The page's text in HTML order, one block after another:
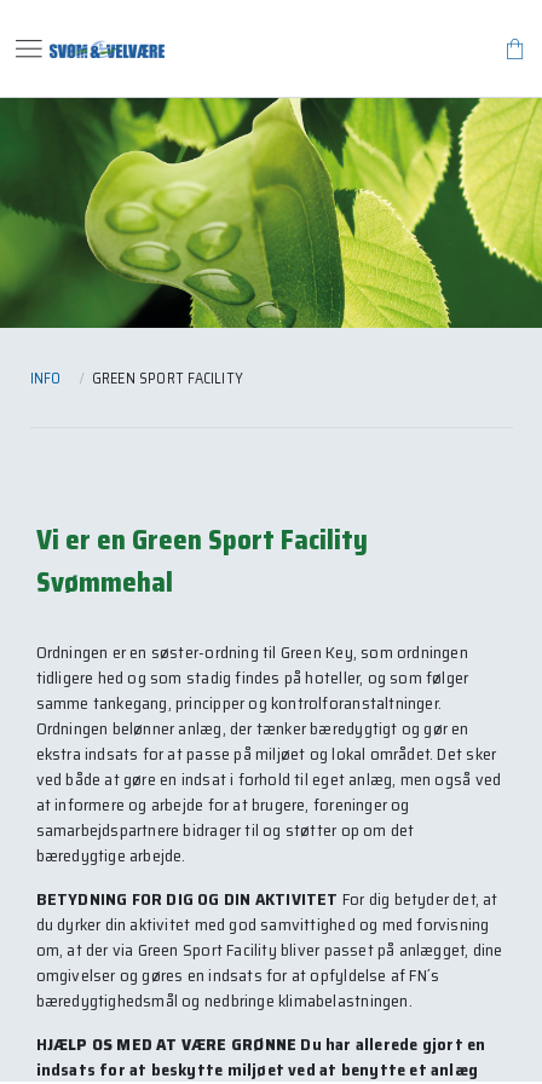
menu shopping_bag
INFO GREEN SPORT FACILITY
Vi er en Green Sport Facility
Svømmehal
Ordningen er en søster-ordning til Green Key, som ordningen
tidligere hed og som stadig findes på hoteller, og som følger
samme tankegang, principper og kontrolforanstaltninger.
Ordningen belønner anlæg, der tænker bæredygtigt og gør en
ekstra indsats for at passe på miljøet og lokal området. Det sker
ved både at gøre en indsat i forhold til eget anlæg, men også ved
at informere og arbejde for at brugere, foreninger og
samarbejdspartnere bidrager til og støtter op om det
bæredygtige arbejde.
BETYDNING FOR DIG OG DIN AKTIVITET For dig betyder det, at
du dyrker din aktivitet med god samvittighed og med forvisning
om, at der via Green Sport Facility bliver passet på anlægget, dine
omgivelser og gøres en indsats for at opfyldelse af FN´s
bæredygtighedsmål og nedbringe klimabelastningen.
HJÆLP OS MED AT VÆRE GRØNNE Du har allerede gjort en
indsats for at beskytte miljøet ved at benytte et anlæg